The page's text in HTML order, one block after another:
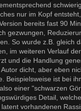
nur im Kopf
bereits fast 90
gezwungen,
So wurde z.B. gleich
im weiteren Verlauf
und die Handlung
dicht, aber eben
Beispielsweise ist bei
einer "schwarzen
Detail,
vorhandenen